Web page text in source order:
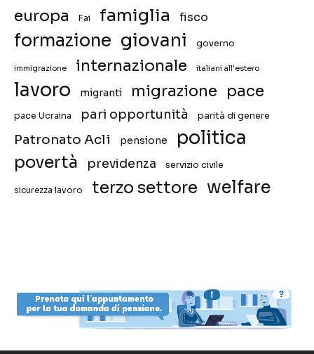
europa Fai famiglia fisco
formazione giovani governo
immigrazione internazionale italiani all'estero
lavoro migranti migrazione pace
pace Ucraina pari opportunità parità di genere
Patronato Acli pensione politica
povertà previdenza servizio civile
sicurezza lavoro terzo settore welfare